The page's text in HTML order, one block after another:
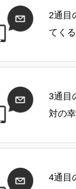
2通目
てく
3通目
対の幸
4通目